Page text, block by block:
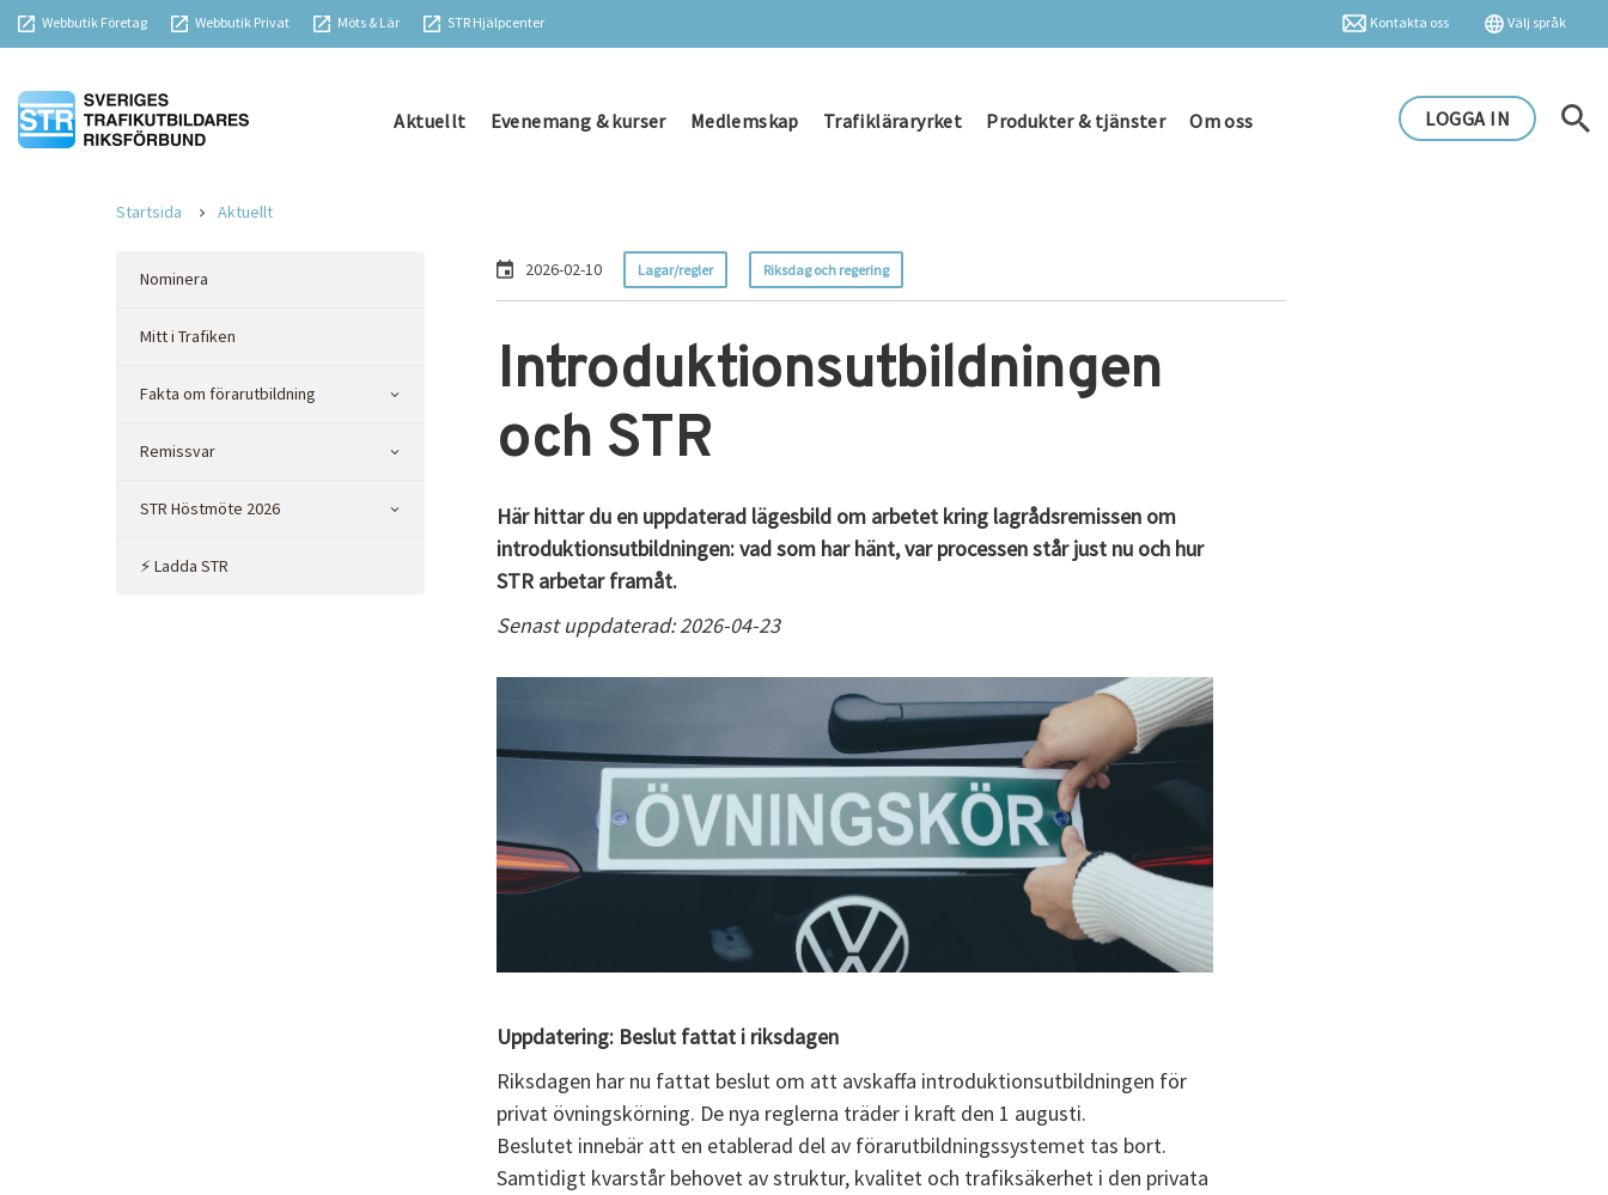
Webbutik Företag Webbutik Privat Möts & Lär STR Hjälpcenter Välj språk
Kontakta oss
Aktuellt Evenemang & kurser Medlemskap Trafikläraryrket Produkter & tjänster Om oss LOGGA IN
Startsida Aktuellt
Nominera
Mitt i Trafiken
Fakta om förarutbildning
Remissvar
STR Höstmöte 2026
⚡ Ladda STR
2026-02-10 Lagar/regler Riksdag och regering
Introduktionsutbildningen
och STR
Här hittar du en uppdaterad lägesbild om arbetet kring lagrådsremissen om
introduktionsutbildningen: vad som har hänt, var processen står just nu och hur
STR arbetar framåt.
Senast uppdaterad: 2026-04-23
Uppdatering: Beslut fattat i riksdagen
Riksdagen har nu fattat beslut om att avskaffa introduktionsutbildningen för
privat övningskörning. De nya reglerna träder i kraft den 1 augusti.
Beslutet innebär att en etablerad del av förarutbildningssystemet tas bort.
Samtidigt kvarstår behovet av struktur, kvalitet och trafiksäkerhet i den privata